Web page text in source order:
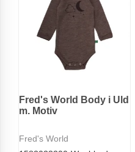
Fred's World Body i Uld
m. Motiv
Fred's World